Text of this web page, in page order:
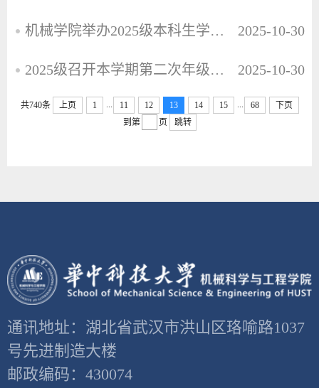
机械学院举办2025级本科生学生骨干交流培训会 2025-10-30
2025级召开本学期第二次年级大会 2025-10-30
共740条 上页 1 11 12 13 14 15 68
下页
到第
页 跳转
通讯地址：湖北省武汉市洪山区珞喻路1037
号先进制造大楼
邮政编码：430074